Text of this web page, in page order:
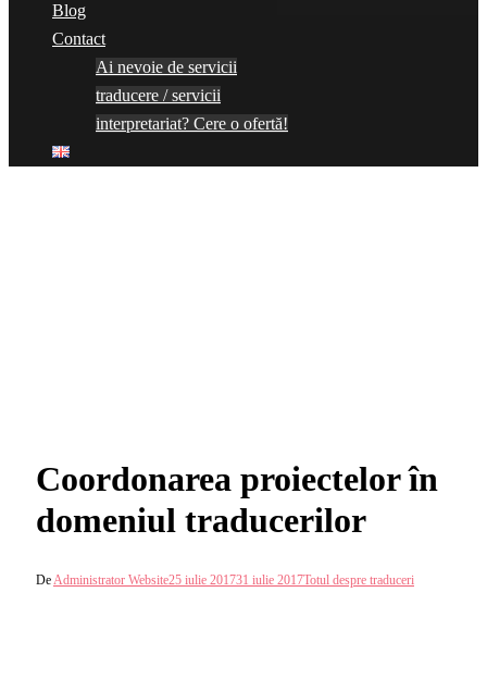
Blog
Contact
Ai nevoie de servicii
traducere / servicii
interpretariat? Cere o ofertă!
Coordonarea proiectelor în
domeniul traducerilor
DeAdministrator Website25 iulie 201731 iulie 2017Totul despre traduceri